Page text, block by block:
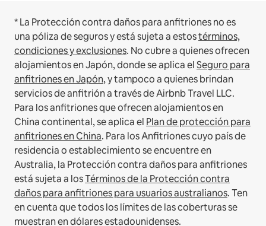
* La Protección contra daños para anfitriones no es
una póliza de seguros y está sujeta a estostérminos,
condiciones y exclusiones. No cubre a quienes ofrecen
alojamientos en Japón, donde se aplica elSeguro para
anfitriones en Japón, y tampoco a quienes brindan
servicios de anfitrión a través de Airbnb Travel LLC.
Para los anfitriones que ofrecen alojamientos en
China continental, se aplica el Plan de protección para
anfitriones en China. Para los Anfitriones cuyo país de
residencia o establecimiento se encuentre en
Australia, la Protección contra daños para anfitriones
está sujeta a losTérminos de la Protección contra
daños para anfitriones para usuarios australianos. Ten
en cuenta que todos los límites de las coberturas se
muestran en dólares estadounidenses.